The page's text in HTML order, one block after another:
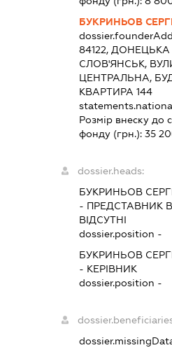
БУКРИНЬОВ
84122,
СЛОВ'ЯНСЬК,
ЦЕНТРАЛЬНА,
КВАРТИРА 144
Розмір внеску до
фонду (грн.): 35
dossier.heads:
БУКРИНЬОВ
- ПРЕДСТАВНИК
ВІДСУТНІ
dossier.position -
БУКРИНЬОВ
- КЕРІВНИК
dossier.position -